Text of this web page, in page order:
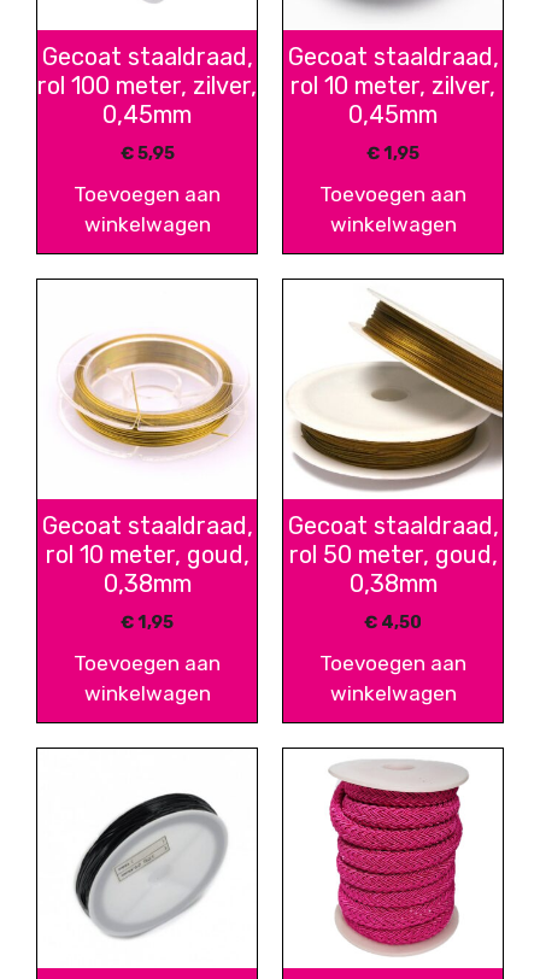
Gecoat staaldraad,
rol 100 meter, zilver,
0,45mm
€5,95
Toevoegen aan
winkelwagen
Gecoat staaldraad,
rol 10 meter, zilver,
0,45mm
€1,95
Toevoegen aan
winkelwagen
Gecoat staaldraad,
rol 10 meter, goud,
0,38mm
€1,95
Toevoegen aan
winkelwagen
Gecoat staaldraad,
rol 50 meter, goud,
0,38mm
€ 4,50
Toevoegen aan
winkelwagen